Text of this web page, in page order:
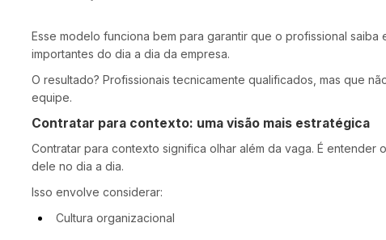
Esse modelo funciona bem para garantir que o profissional
importantes do dia a dia da empresa.
O resultado? Profissionais tecnicamente qualificados, mas que
equipe.
Contratar para contexto: uma visão mais estratégica
Contratar para contexto significa olhar além da vaga. É
dele no dia a dia.
Isso envolve considerar:
Cultura organizacional